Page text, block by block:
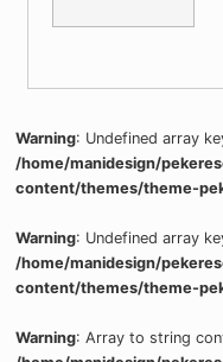
Warning: Undefined array
/home/manidesign/
content/themes/theme-
Warning: Undefined array
/home/manidesign/
content/themes/theme-
Warning: Array to string